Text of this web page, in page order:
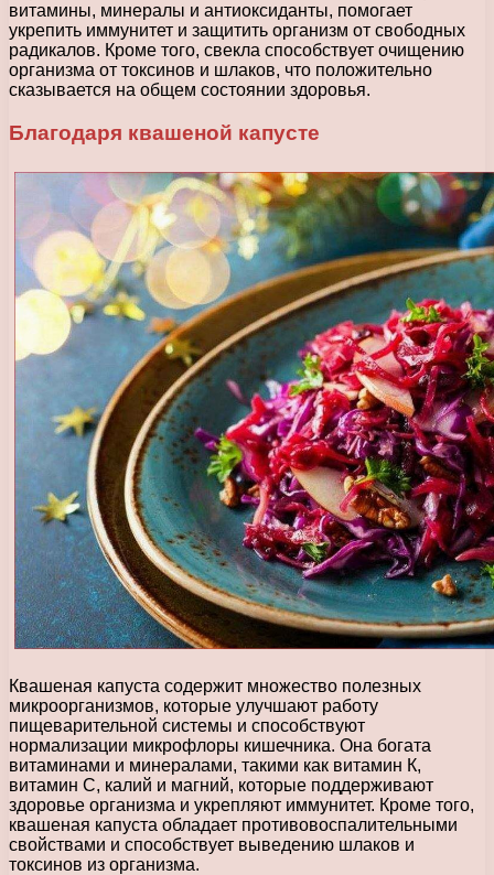
витамины, минералы и антиоксиданты, помогает
укрепить иммунитет и защитить организм от свободных
радикалов. Кроме того, свекла способствует очищению
организма от токсинов и шлаков, что положительно
сказывается на общем состоянии здоровья.
Благодаря квашеной капусте
Квашеная капуста содержит множество полезных
микроорганизмов, которые улучшают работу
пищеварительной системы и способствуют
нормализации микрофлоры кишечника. Она богата
витаминами и минералами, такими как витамин К,
витамин С, калий и магний, которые поддерживают
здоровье организма и укрепляют иммунитет. Кроме того,
квашеная капуста обладает противовоспалительными
свойствами и способствует выведению шлаков и
токсинов из организма.